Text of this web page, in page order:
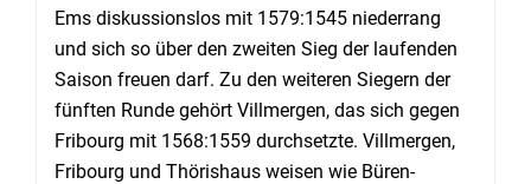
Ems diskussionslos mit 1579:1545 niederrang
und sich so über den zweiten Sieg der laufenden
Saison freuen darf. Zu den weiteren Siegern der
fünften Runde gehört Villmergen, das sich gegen
Fribourg mit 1568:1559 durchsetzte. Villmergen,
Fribourg und Thörishaus weisen wie Büren-